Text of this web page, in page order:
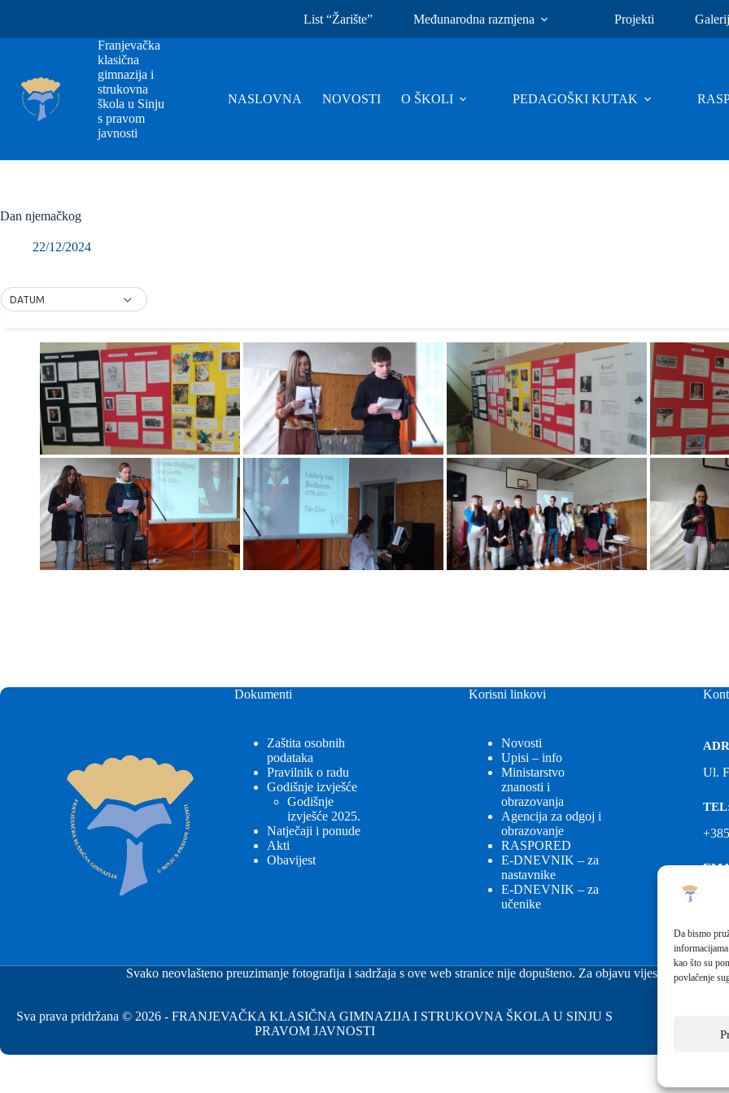
Da bismo
kao što su
povlačenje
List “Žarište” Međunarodna razmjena Projekti
Franjevačka
klasična
gimnazija i
strukovna
škola u Sinju
s pravom
javnosti
NASLOVNA NOVOSTI O ŠKOLI PEDAGOŠKI KUTAK
Dan njemačkog
22/12/2024
DATUM
Dokumenti
Zaštita osobnih
podataka
Pravilnik o radu
Godišnje izvješće
Godišnje
izvješće 2025.
Natječaji i ponude
Akti
Obavijest
Korisni linkovi
Novosti
Upisi – info
Ministarstvo
znanosti i
obrazovanja
Agencija za odgoj i
obrazovanje
RASPORED
E-DNEVNIK – za
nastavnike
E-DNEVNIK – za
učenike
Ul.
Svako neovlašteno preuzimanje fotografija i sadržaja s ove web stranice nije dopušteno. Za objavu vijesti sa
Sva prava pridržana © 2026 - FRANJEVAČKA KLASIČNA GIMNAZIJA I STRUKOVNA ŠKOLA U SINJU S
PRAVOM JAVNOSTI